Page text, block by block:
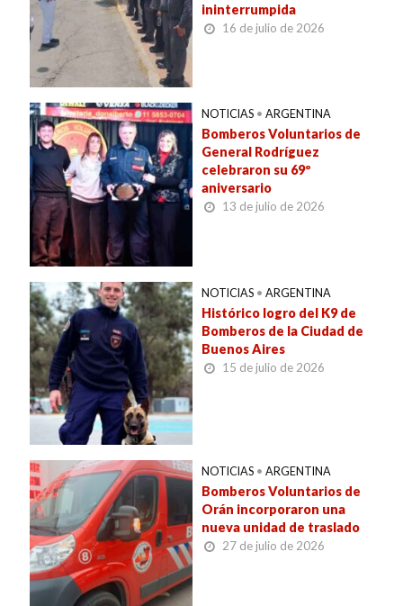
ininterrumpida
16 de julio de 2026
NOTICIAS • ARGENTINA
Bomberos Voluntarios de
General Rodríguez
celebraron su 69º
aniversario
13 de julio de 2026
NOTICIAS • ARGENTINA
Histórico logro del K9 de
Bomberos de la Ciudad de
Buenos Aires
15 de julio de 2026
NOTICIAS • ARGENTINA
Bomberos Voluntarios de
Orán incorporaron una
nueva unidad de traslado
27 de julio de 2026